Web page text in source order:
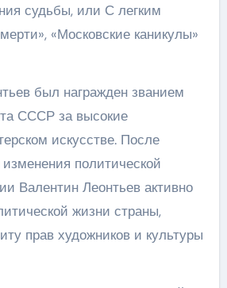
судьбы, или С легким
«Московские каникулы»
был награжден званием
СССР за высокие
искусстве. После
политической
Валентин Леонтьев активно
жизни страны,
прав художников и культуры